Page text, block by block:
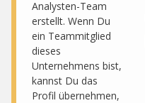
Analysten-Team
erstellt. Wenn Du
ein Teammitglied
dieses
Unternehmens bist,
kannst Du das
Profil übernehmen,